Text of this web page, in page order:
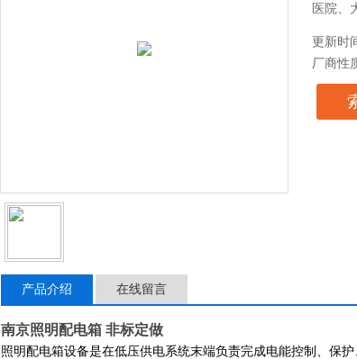
医院、
更新时
厂商性
产品介绍 在线留言
南京照明配电箱 非标定做
照明配电箱设备是在低压供电系统末端负责完成电能控制、保